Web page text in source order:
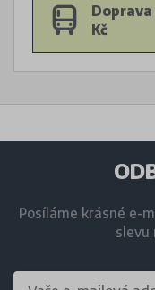
Kč
Posíláme krásné e-
slevu